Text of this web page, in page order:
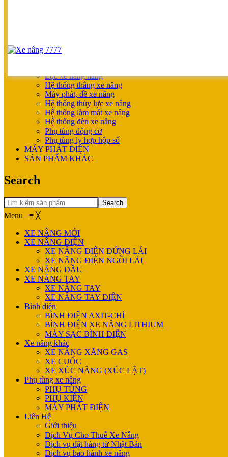
XE NÂNG TAY ĐIỆN
Lọc xe nâng hàng
Hệ thống thắng xe nâng
Máy phát, đề xe nâng
Hệ thống thủy lực xe nâng
Hệ thống làm mát xe nâng
Hệ thống đèn xe nâng
Phụ tùng động cơ
Phụ tùng ly hợp hộp số
MÁY PHÁT ĐIỆN
SẢN PHẨM KHÁC
Search
Search
Menu ≡ ╳
XE NÂNG MỚI
XE NÂNG ĐIỆN
XE NÂNG ĐIỆN ĐỨNG LÁI
XE NÂNG ĐIỆN NGỒI LÁI
XE NÂNG DẦU
XE NÂNG TAY
XE NÂNG TAY
XE NÂNG TAY ĐIỆN
Bình điện
BÌNH ĐIỆN AXIT-CHÌ
BÌNH ĐIỆN XE NÂNG LITHIUM
MÁY SẠC BÌNH ĐIỆN
Xe nâng khác
XE NÂNG XĂNG GAS
XE CUỐC
XE XÚC NÂNG (XÚC LẬT)
Phụ tùng xe nâng
PHỤ TÙNG
PHỤ KIỆN
MÁY PHÁT ĐIỆN
Liên Hệ
Giới thiệu
Dịch Vụ Cho Thuê Xe Nâng
Dịch vụ đặt hàng từ Nhật Bản
Dịch vụ bảo hành xe nâng